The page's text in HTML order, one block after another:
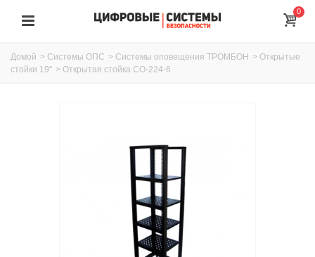
0
Домой > Системы ОПС > Системы оповещения ТРОМБОН > Открытые
стойки 19" > Открытая стойка СО-224-6